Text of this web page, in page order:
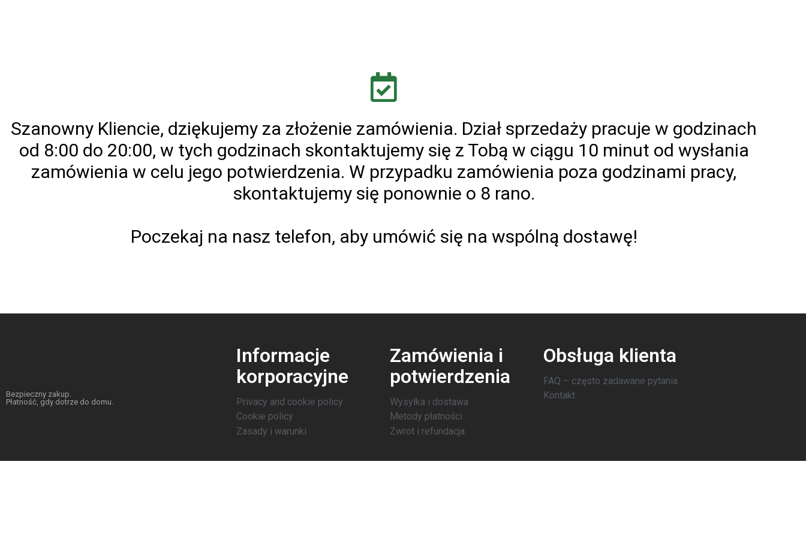
Szanowny Kliencie, dziękujemy za złożenie zamówienia. Dział sprzedaży pracuje w godzinach
od 8:00 do 20:00, w tych godzinach skontaktujemy się z Tobą w ciągu 10 minut od wysłania
zamówienia w celu jego potwierdzenia. W przypadku zamówienia poza godzinami pracy,
skontaktujemy się ponownie o 8 rano.
Poczekaj na nasz telefon, aby umówić się na wspólną dostawę!
Bezpieczny zakup.
Płatność, gdy dotrze do domu.
Informacje
korporacyjne
Privacy and cookie policy
Cookie policy
Zasady i warunki
Zamówienia i
potwierdzenia
Wysyłka i dostawa
Metody płatności
Zwrot i refundacja
Obsługa klienta
FAQ – często zadawane pytania
Kontakt